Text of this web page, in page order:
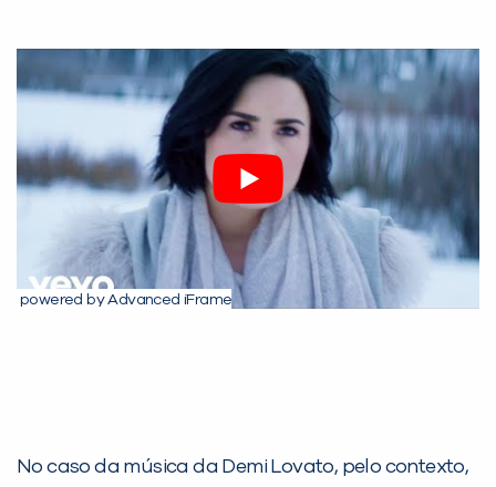
powered by Advanced iFrame
No caso da música da Demi Lovato, pelo contexto,
Você é aluno inFlux?
Sim Não